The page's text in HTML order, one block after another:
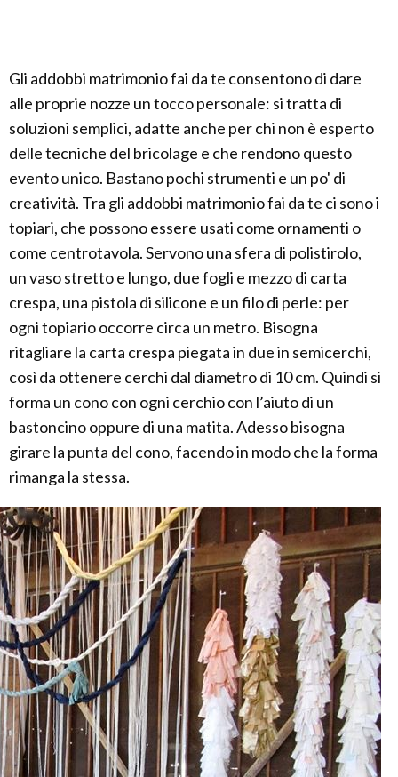
Gli addobbi matrimonio fai da te consentono di dare
alle proprie nozze un tocco personale: si tratta di
soluzioni semplici, adatte anche per chi non è esperto
delle tecniche del bricolage e che rendono questo
evento unico. Bastano pochi strumenti e un po' di
creatività. Tra gli addobbi matrimonio fai da te ci sono i
topiari, che possono essere usati come ornamenti o
come centrotavola. Servono una sfera di polistirolo,
un vaso stretto e lungo, due fogli e mezzo di carta
crespa, una pistola di silicone e un filo di perle: per
ogni topiario occorre circa un metro. Bisogna
ritagliare la carta crespa piegata in due in semicerchi,
così da ottenere cerchi dal diametro di 10 cm. Quindi si
forma un cono con ogni cerchio con l’aiuto di un
bastoncino oppure di una matita. Adesso bisogna
girare la punta del cono, facendo in modo che la forma
rimanga la stessa.